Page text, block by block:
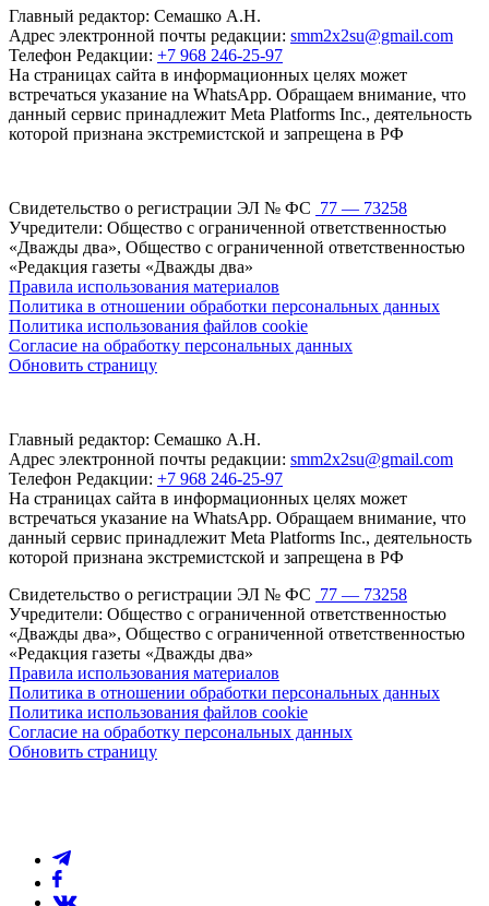
Главный редактор: Семашко А.Н.
Адрес электронной почты редакции: smm2x2su@gmail.com
Телефон Редакции: +7 968 246-25-97
На страницах сайта в информационных целях может
встречаться указание на WhatsApp. Обращаем внимание, что
данный сервис принадлежит Meta Platforms Inc., деятельность
которой признана экстремистской и запрещена в РФ
Свидетельство о регистрации ЭЛ № ФС 77 — 73258
Учредители: Общество с ограниченной ответственностью
«Дважды два», Общество с ограниченной ответственностью
«Редакция газеты «Дважды два»
Правила использования материалов
Политика в отношении обработки персональных данных
Политика использования файлов cookie
Согласие на обработку персональных данных
Обновить страницу
Главный редактор: Семашко А.Н.
Адрес электронной почты редакции: smm2x2su@gmail.com
Телефон Редакции: +7 968 246-25-97
На страницах сайта в информационных целях может
встречаться указание на WhatsApp. Обращаем внимание, что
данный сервис принадлежит Meta Platforms Inc., деятельность
которой признана экстремистской и запрещена в РФ
Свидетельство о регистрации ЭЛ № ФС 77 — 73258
Учредители: Общество с ограниченной ответственностью
«Дважды два», Общество с ограниченной ответственностью
«Редакция газеты «Дважды два»
Правила использования материалов
Политика в отношении обработки персональных данных
Политика использования файлов cookie
Согласие на обработку персональных данных
Обновить страницу